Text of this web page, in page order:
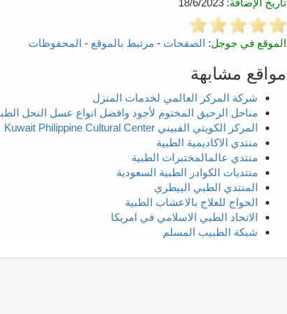
تاريخ الإضافة:
الموقع في جوجل: الصفحات - مرتبط بالموقع - المحفوظات
مواقع مشابهة
شركة المركز العالمي لخدمات المنزل
مناحل الرحيق المختوم لأجود وافضل انواع عسل النحل
المركز الكويتي الفبيني Kuwait Philippine Cultural Center
منتدي الاكاديمية الطبية
منتدي عالمالمختبرات الطبية
منتديات الكوادر الطبية السعودية
المنتدي الطبي البيطري
الحواج للعلاج بالاعشاب الطبية
الاتحاد الطبي الاسلامي في امريكا
شبكة الطبيب المسلم